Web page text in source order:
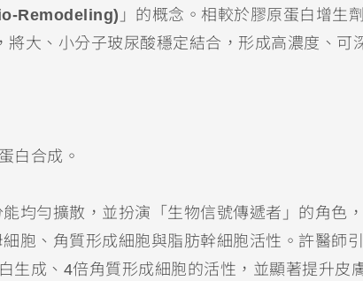
Remodeling) 」的概念。相較於膠原蛋白增生劑
大、小分子玻尿酸穩定結合，形成高濃度、可
白合成。
均勻擴散，並扮演「生物信號傳遞者」的角色，
胞、角質形成細胞與脂肪幹細胞活性。許醫師引
生成、4倍角質形成細胞的活性，並顯著提升皮